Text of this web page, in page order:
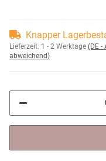
Knapper
Lieferzeit: 1 - 2 Werktage (DE -
abweichend)